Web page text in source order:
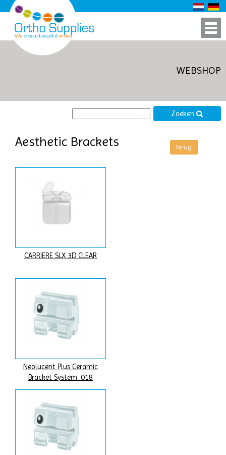
WEBSHOP
Zoeken
Aesthetic Brackets
CARRIERE SLX 3D CLEAR
Neolucent Plus Ceramic
Bracket System .018